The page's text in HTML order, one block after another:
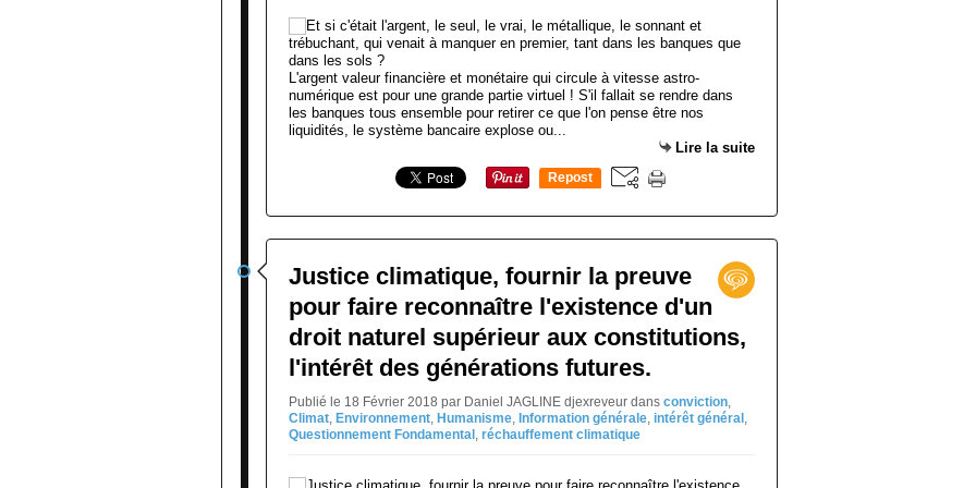
L'argent valeur financière et monétaire qui circule à vitesse astro-
numérique est pour une grande partie virtuel ! S'il fallait se rendre dans
les banques tous ensemble pour retirer ce que l'on pense être nos
liquidités, le système bancaire explose ou...
Lire la suite
Repost
Justice climatique, fournir la preuve
pour faire reconnaître l'existence d'un
droit naturel supérieur aux constitutions,
l'intérêt des générations futures.
Publié le 18 Février 2018 par Daniel JAGLINE djexreveur dans conviction,
Climat, Environnement, Humanisme, Information générale, intérêt général ,
Questionnement Fondamental , réchauffement climatique